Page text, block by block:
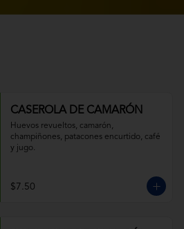
CASEROLA DE CAMARÓN
Huevos revueltos, camarón,
champiñones, patacones encurtido, café
y jugo.
$7.50